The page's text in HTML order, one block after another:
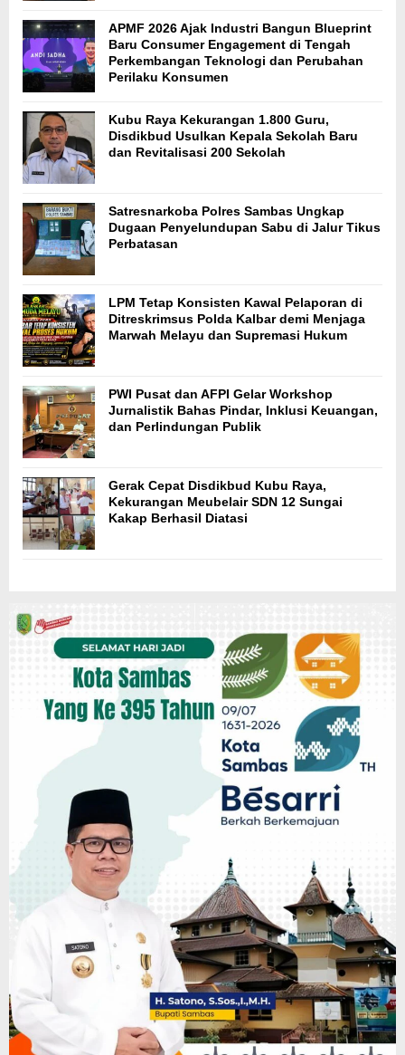
APMF 2026 Ajak Industri Bangun Blueprint
Baru Consumer Engagement di Tengah
Perkembangan Teknologi dan Perubahan
Perilaku Konsumen
Kubu Raya Kekurangan 1.800 Guru,
Disdikbud Usulkan Kepala Sekolah Baru
dan Revitalisasi 200 Sekolah
Satresnarkoba Polres Sambas Ungkap
Dugaan Penyelundupan Sabu di Jalur Tikus
Perbatasan
LPM Tetap Konsisten Kawal Pelaporan di
Ditreskrimsus Polda Kalbar demi Menjaga
Marwah Melayu dan Supremasi Hukum
PWI Pusat dan AFPI Gelar Workshop
Jurnalistik Bahas Pindar, Inklusi Keuangan,
dan Perlindungan Publik
Gerak Cepat Disdikbud Kubu Raya,
Kekurangan Meubelair SDN 12 Sungai
Kakap Berhasil Diatasi